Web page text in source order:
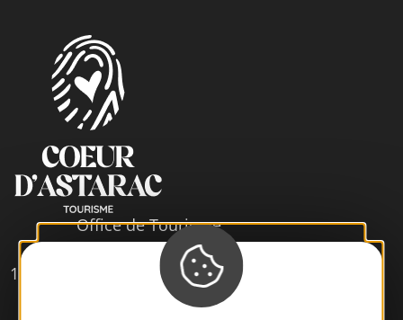
Office de Tourisme
Cœur d’Astarac en Gascogne
13, rue de l'Evêché - 32300 MIRANDE
Tél. 05 62 66 68 10